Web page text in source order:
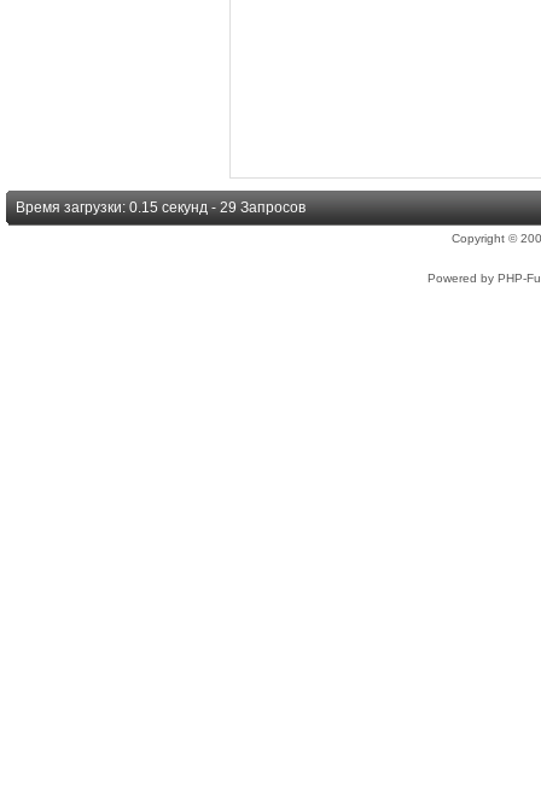
Время загрузки: 0.15 секунд - 29 Запросов
Copyright ©
Powered by PHP-